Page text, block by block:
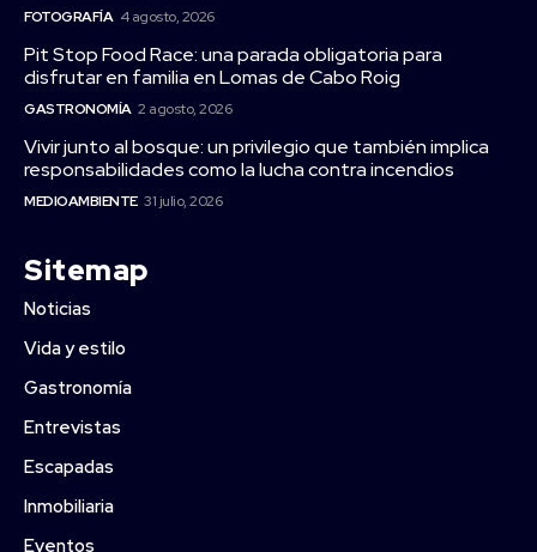
FOTOGRAFÍA 4 agosto, 2026
Pit Stop Food Race: una parada obligatoria para
disfrutar en familia en Lomas de Cabo Roig
GASTRONOMÍA 2 agosto, 2026
Vivir junto al bosque: un privilegio que también implica
responsabilidades como la lucha contra incendios
MEDIOAMBIENTE 31 julio, 2026
Sitemap
Noticias
Vida y estilo
Gastronomía
Entrevistas
Escapadas
Inmobiliaria
Eventos